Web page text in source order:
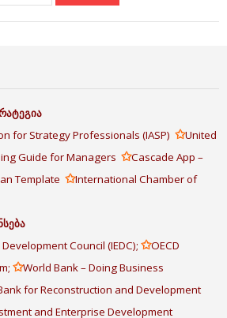
for Strategy Professionals (IASP) ✩United
Guide for Managers ✩Cascade App –
Template ✩International Chamber of
Council (IEDC); ✩OECD
✩World Bank – Doing Business
for Reconstruction and Development
and Enterprise Development